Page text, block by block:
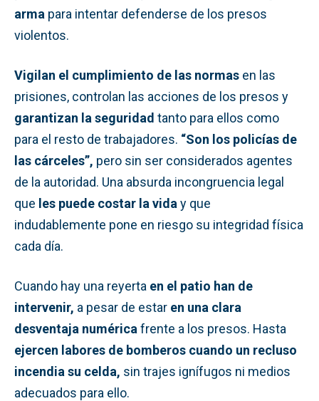
arma para intentar defenderse de los presos
violentos.
Vigilan el cumplimiento de las normas en las
prisiones, controlan las acciones de los presos y
garantizan la seguridad tanto para ellos como
para el resto de trabajadores. “Son los policías de
las cárceles”, pero sin ser considerados agentes
de la autoridad. Una absurda incongruencia legal
que les puede costar la vida y que
indudablemente pone en riesgo su integridad física
cada día.
Cuando hay una reyerta en el patio han de
intervenir, a pesar de estar en una clara
desventaja numérica frente a los presos. Hasta
ejercen labores de bomberos cuando un recluso
incendia su celda, sin trajes ignífugos ni medios
adecuados para ello.